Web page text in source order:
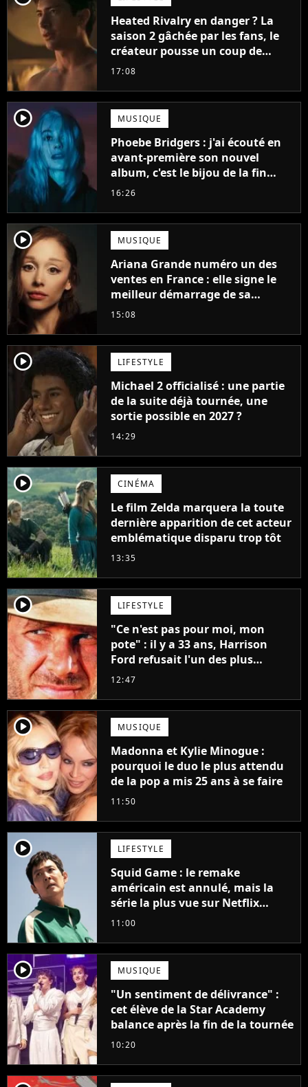
Heated Rivalry en danger ? La
saison 2 gâchée par les fans, le
créateur pousse un coup de
gueule
17:08
player2 MUSIQUE
Phoebe Bridgers : j'ai écouté en
avant-première son nouvel
album, c'est le bijou de la fin
d'été
16:26
player2 MUSIQUE
Ariana Grande numéro un des
ventes en France : elle signe le
meilleur démarrage de sa
carrière avec son album Petal
15:08
player2 LIFESTYLE
Michael 2 officialisé : une partie
de la suite déjà tournée, une
sortie possible en 2027 ?
14:29
player2 CINÉMA
Le film Zelda marquera la toute
dernière apparition de cet acteur
emblématique disparu trop tôt
13:35
player2 LIFESTYLE
"Ce n'est pas pour moi, mon
pote" : il y a 33 ans, Harrison
Ford refusait l'un des plus
grands succès de tous les temps
12:47
player2 MUSIQUE
Madonna et Kylie Minogue :
pourquoi le duo le plus attendu
de la pop a mis 25 ans à se faire
11:50
player2 LIFESTYLE
Squid Game : le remake
américain est annulé, mais la
série la plus vue sur Netflix
pourrait avoir une version
11:00
player2 MUSIQUE
"Un sentiment de délivrance" :
cet élève de la Star Academy
balance après la fin de la tournée
10:20